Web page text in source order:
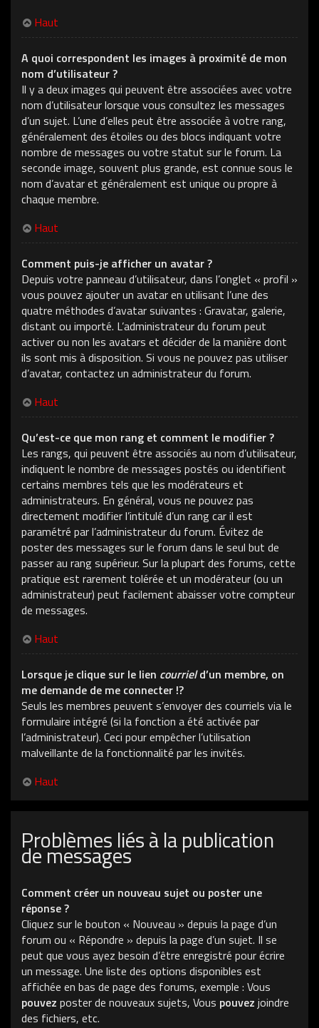
Haut
A quoi correspondent les images à proximité de mon
nom d’utilisateur ?
Il y a deux images qui peuvent être associées avec votre
nom d’utilisateur lorsque vous consultez les messages
d’un sujet. L’une d’elles peut être associée à votre rang,
généralement des étoiles ou des blocs indiquant votre
nombre de messages ou votre statut sur le forum. La
seconde image, souvent plus grande, est connue sous le
nom d’avatar et généralement est unique ou propre à
chaque membre.
Haut
Comment puis-je afficher un avatar ?
Depuis votre panneau d’utilisateur, dans l’onglet « profil »
vous pouvez ajouter un avatar en utilisant l’une des
quatre méthodes d’avatar suivantes : Gravatar, galerie,
distant ou importé. L’administrateur du forum peut
activer ou non les avatars et décider de la manière dont
ils sont mis à disposition. Si vous ne pouvez pas utiliser
d’avatar, contactez un administrateur du forum.
Haut
Qu’est-ce que mon rang et comment le modifier ?
Les rangs, qui peuvent être associés au nom d’utilisateur,
indiquent le nombre de messages postés ou identifient
certains membres tels que les modérateurs et
administrateurs. En général, vous ne pouvez pas
directement modifier l’intitulé d’un rang car il est
paramétré par l’administrateur du forum. Évitez de
poster des messages sur le forum dans le seul but de
passer au rang supérieur. Sur la plupart des forums, cette
pratique est rarement tolérée et un modérateur (ou un
administrateur) peut facilement abaisser votre compteur
de messages.
Haut
Lorsque je clique sur le lien courrield’un membre, on
me demande de me connecter !?
Seuls les membres peuvent s’envoyer des courriels via le
formulaire intégré (si la fonction a été activée par
l’administrateur). Ceci pour empêcher l’utilisation
malveillante de la fonctionnalité par les invités.
Haut
Problèmes liés à la publication
de messages
Comment créer un nouveau sujet ou poster une
réponse ?
Cliquez sur le bouton « Nouveau » depuis la page d’un
forum ou « Répondre » depuis la page d’un sujet. Il se
peut que vous ayez besoin d’être enregistré pour écrire
un message. Une liste des options disponibles est
affichée en bas de page des forums, exemple : Vous
pouvez poster de nouveaux sujets, Vous pouvez joindre
des fichiers, etc.